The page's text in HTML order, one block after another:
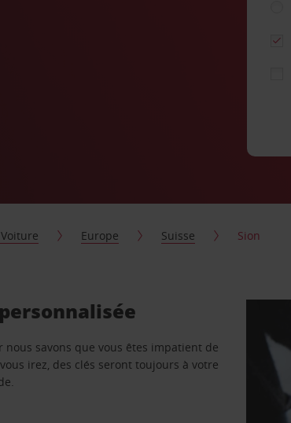
Europe Suisse Sion
savons que vous êtes impatient de
irez, des clés seront toujours à votre